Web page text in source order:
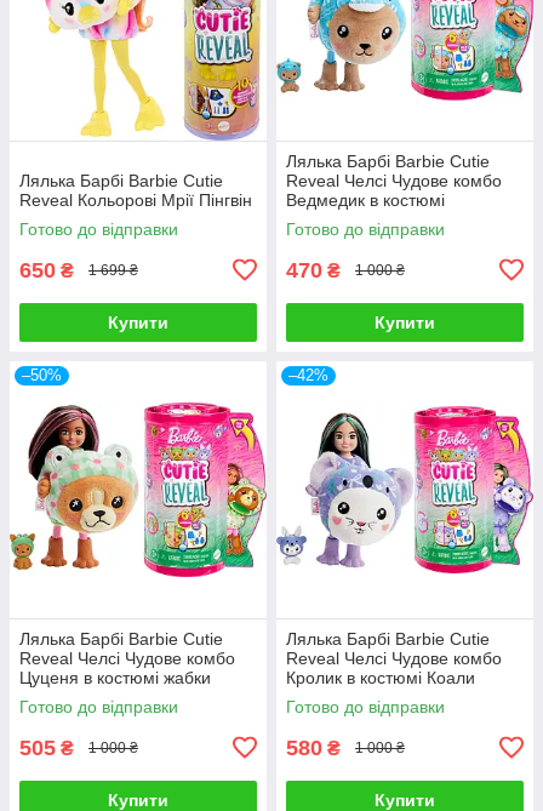
Лялька Барбі Barbie Cutie
Reveal Кольорові Мрії Пінгвін
Готово до відправки
650 ₴ 1 699 ₴
Купити
Лялька Барбі Barbie Cutie
Reveal Челсі Чудове комбо
Ведмедик в костюмі
Дельфіну
Готово до відправки
470 ₴ 1 000 ₴
Купити
–50%
Лялька Барбі Barbie Cutie
Reveal Челсі Чудове комбо
Цуценя в костюмі жабки
Готово до відправки
505 ₴ 1 000 ₴
Купити
–42%
Лялька Барбі Barbie Cutie
Reveal Челсі Чудове комбо
Кролик в костюмі Коали
Готово до відправки
580 ₴ 1 000 ₴
Купити